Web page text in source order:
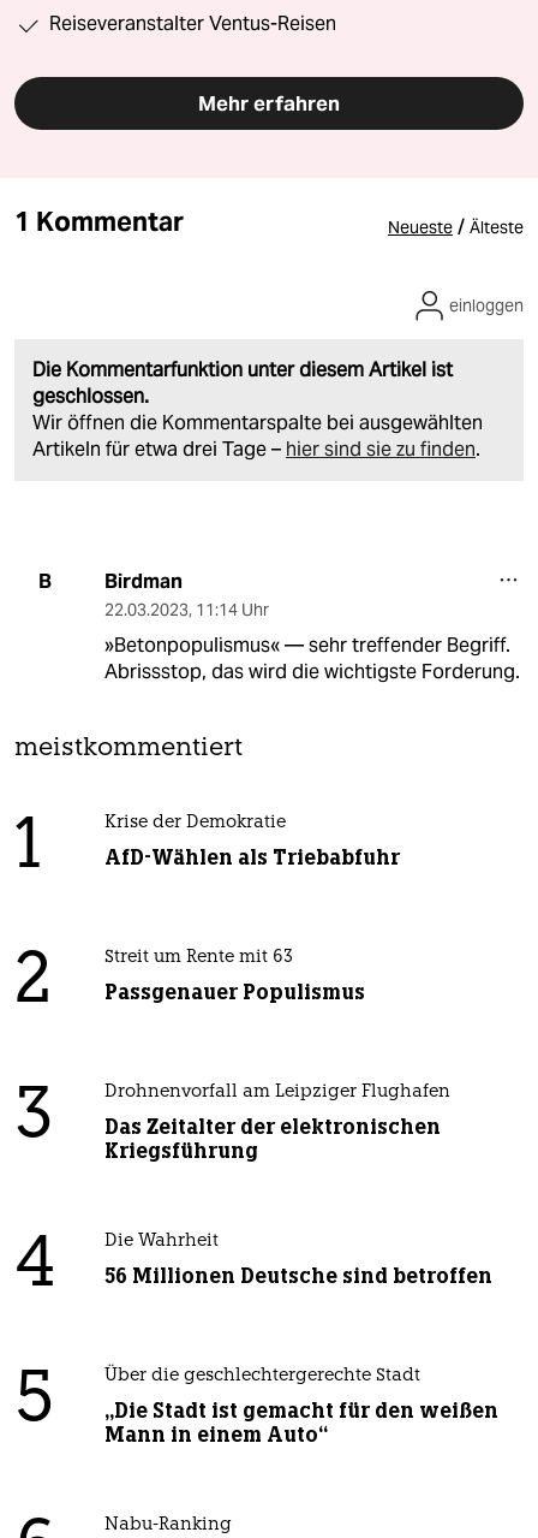
Reiseveranstalter Ventus-Reisen
Mehr erfahren
1 Kommentar Neueste / Älteste
Die Kommentarfunktion unter diesem Artikel ist
geschlossen.
Wir öffnen die Kommentarspalte bei ausgewählten
Artikeln für etwa drei Tage – hier sind sie zu finden.
einloggen
B Birdman
22.03.2023, 11:14 Uhr
»Betonpopulismus« — sehr treffender Begriff.
Abrissstop, das wird die wichtigste Forderung.
meistkommentiert
1 Krise der Demokratie
AfD-Wählen als Triebabfuhr
2 Streit um Rente mit 63
Passgenauer Populismus
3 Drohnenvorfall am Leipziger Flughafen
Das Zeitalter der elektronischen
Kriegsführung
4 Die Wahrheit
56 Millionen Deutsche sind betroffen
5 Über die geschlechtergerechte Stadt
„Die Stadt ist gemacht für den weißen
Mann in einem Auto“
Nabu-Ranking